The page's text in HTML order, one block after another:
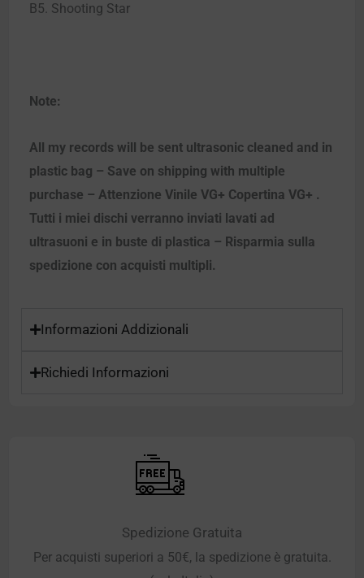
B5. Shooting Star
Note:
All my records will be sent ultrasonic cleaned and in
plastic bag – Save on shipping with multiple
purchase – Attenzione Vinile VG+ Copertina VG+ .
Tutti i miei dischi verranno inviati lavati ad
ultrasuoni e in buste di plastica – Risparmia sulla
spedizione con acquisti multipli.
Informazioni Addizionali
Richiedi Informazioni
Spedizione Gratuita
Per acquisti superiori a 50€, la spedizione è gratuita.